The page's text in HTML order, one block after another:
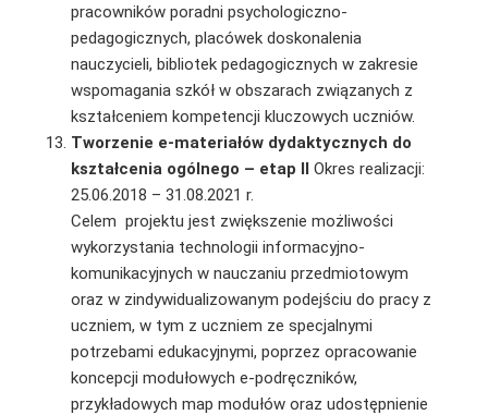
pracowników poradni psychologiczno-
pedagogicznych, placówek doskonalenia
nauczycieli, bibliotek pedagogicznych w zakresie
wspomagania szkół w obszarach związanych z
kształceniem kompetencji kluczowych uczniów.
Tworzenie e-materiałów dydaktycznych do
kształcenia ogólnego – etap II Okres realizacji:
25.06.2018 – 31.08.2021 r.
Celem projektu jest zwiększenie możliwości
wykorzystania technologii informacyjno-
komunikacyjnych w nauczaniu przedmiotowym
oraz w zindywidualizowanym podejściu do pracy z
uczniem, w tym z uczniem ze specjalnymi
potrzebami edukacyjnymi, poprzez opracowanie
koncepcji modułowych e‑podręczników,
przykładowych map modułów oraz udostępnienie